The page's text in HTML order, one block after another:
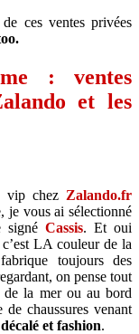
ces ventes privées
: ventes
et les
vip chez Zalando.fr
je vous ai sélectionné
signé Cassis. Et oui
LA couleur de la
toujours des
on pense tout
de la mer ou au bord
de chaussures venant
décalé et fashion.